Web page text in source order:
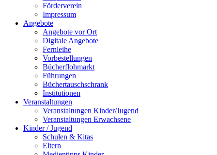
Förderverein
Impressum
Angebote
Angebote vor Ort
Digitale Angebote
Fernleihe
Vorbestellungen
Bücherflohmarkt
Führungen
Büchertauschschrank
Institutionen
Veranstaltungen
Veranstaltungen Kinder/Jugend
Veranstaltungen Erwachsene
Kinder / Jugend
Schulen & Kitas
Eltern